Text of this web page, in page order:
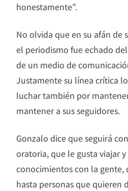
honestamente”.
No olvida que en su afán de
el periodismo fue echado
de un medio de
Justamente su línea crítica
luchar también por
mantener a sus seguidores.
Gonzalo dice que seguirá
oratoria, que le gusta viajar
conocimientos con la gente,
hasta personas que quieren